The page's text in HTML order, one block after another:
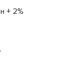
+ 2%